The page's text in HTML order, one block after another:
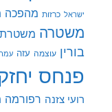
ישראל כרזות מהפכה
משטרה
בורין עוצמה עזה
פנחס
רועי צזנה